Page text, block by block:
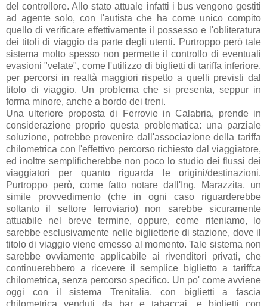
del controllore. Allo stato attuale infatti i bus vengono gestiti
ad agente solo, con l'autista che ha come unico compito
quello di verificare effettivamente il possesso e l'obliteratura
dei titoli di viaggio da parte degli utenti. Purtroppo però tale
sistema molto spesso non permette il controllo di eventuali
evasioni "velate", come l'utilizzo di biglietti di tariffa inferiore,
per percorsi in realtà maggiori rispetto a quelli previsti dal
titolo di viaggio. Un problema che si presenta, seppur in
forma minore, anche a bordo dei treni.
Una ulteriore proposta di Ferrovie in Calabria, prende in
considerazione proprio questa problematica: una parziale
soluzione, potrebbe provenire dall'associazione della tariffa
chilometrica con l'effettivo percorso richiesto dal viaggiatore,
ed inoltre semplificherebbe non poco lo studio dei flussi dei
viaggiatori per quanto riguarda le origini/destinazioni.
Purtroppo però, come fatto notare dall'Ing. Marazzita, un
simile provvedimento (che in ogni caso riguarderebbe
soltanto il settore ferroviario) non sarebbe sicuramente
attuabile nel breve termine, oppure, come riteniamo, lo
sarebbe esclusivamente nelle biglietterie di stazione, dove il
titolo di viaggio viene emesso al momento. Tale sistema non
sarebbe ovviamente applicabile ai rivenditori privati, che
continuerebbero a ricevere il semplice biglietto a tariffca
chilometrica, senza percorso specifico. Un po' come avviene
oggi con il sistema Trenitalia, con biglietti a fascia
chilometrica venduti da bar e tabaccai, e biglietti con